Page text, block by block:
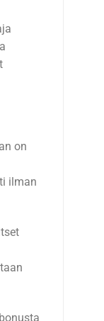
on
ilman